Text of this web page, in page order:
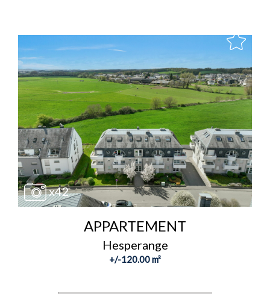
x42
APPARTEMENT
Hesperange
+/-120.00 m²